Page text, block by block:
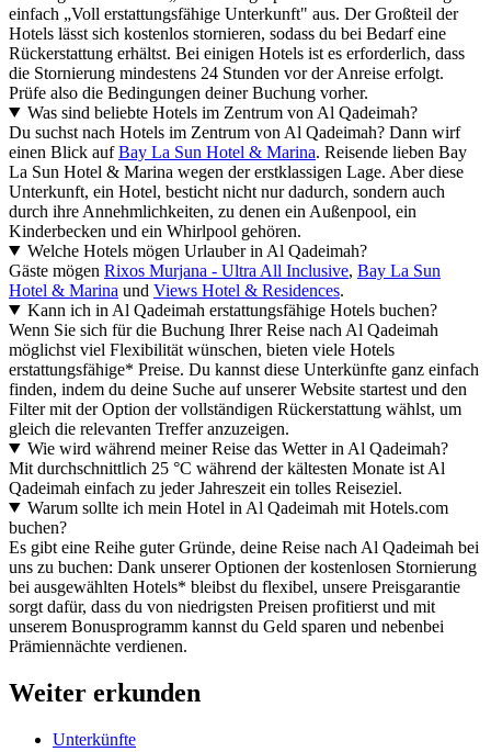
einfach „Voll erstattungsfähige Unterkunft" aus. Der Großteil der
Hotels lässt sich kostenlos stornieren, sodass du bei Bedarf eine
Rückerstattung erhältst. Bei einigen Hotels ist es erforderlich, dass
die Stornierung mindestens 24 Stunden vor der Anreise erfolgt.
Prüfe also die Bedingungen deiner Buchung vorher.
Was sind beliebte Hotels im Zentrum von Al Qadeimah?
Du suchst nach Hotels im Zentrum von Al Qadeimah? Dann wirf
einen Blick aufBay La Sun Hotel & Marina. Reisende lieben Bay
La Sun Hotel & Marina wegen der erstklassigen Lage. Aber diese
Unterkunft, ein Hotel, besticht nicht nur dadurch, sondern auch
durch ihre Annehmlichkeiten, zu denen ein Außenpool, ein
Kinderbecken und ein Whirlpool gehören.
Welche Hotels mögen Urlauber in Al Qadeimah?
Gäste mögen Rixos Murjana - Ultra All Inclusive, Bay La Sun
Hotel & Marina und Views Hotel & Residences.
Kann ich in Al Qadeimah erstattungsfähige Hotels buchen?
Wenn Sie sich für die Buchung Ihrer Reise nach Al Qadeimah
möglichst viel Flexibilität wünschen, bieten viele Hotels
erstattungsfähige* Preise. Du kannst diese Unterkünfte ganz einfach
finden, indem du deine Suche auf unserer Website startest und den
Filter mit der Option der vollständigen Rückerstattung wählst, um
gleich die relevanten Treffer anzuzeigen.
Wie wird während meiner Reise das Wetter in Al Qadeimah?
Mit durchschnittlich 25 °C während der kältesten Monate ist Al
Qadeimah einfach zu jeder Jahreszeit ein tolles Reiseziel.
Warum sollte ich mein Hotel in Al Qadeimah mit Hotels.com
buchen?
Es gibt eine Reihe guter Gründe, deine Reise nach Al Qadeimah bei
uns zu buchen: Dank unserer Optionen der kostenlosen Stornierung
bei ausgewählten Hotels* bleibst du flexibel, unsere Preisgarantie
sorgt dafür, dass du von niedrigsten Preisen profitierst und mit
unserem Bonusprogramm kannst du Geld sparen und nebenbei
Prämiennächte verdienen.
Weiter erkunden
Unterkünfte